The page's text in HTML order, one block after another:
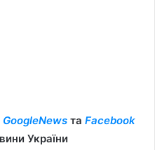
GoogleNews та Facebook
України